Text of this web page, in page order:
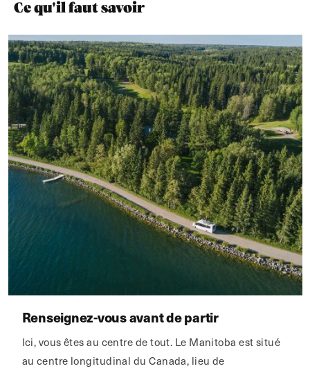
Ce qu'il faut savoir
Renseignez-vous avant de partir
Ici, vous êtes au centre de tout. Le Manitoba est situé
au centre longitudinal du Canada, lieu de